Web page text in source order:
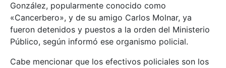
González, popularmente conocido como
«Cancerbero», y de su amigo Carlos Molnar, ya
fueron detenidos y puestos a la orden del Ministerio
Público, según informó ese organismo policial.
Cabe mencionar que los efectivos policiales son los